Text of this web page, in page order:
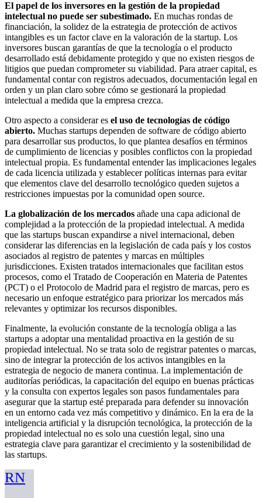
El papel de los inversores en la gestión de la propiedad
intelectual no puede ser subestimado. En muchas rondas de
financiación, la solidez de la estrategia de protección de activos
intangibles es un factor clave en la valoración de la startup. Los
inversores buscan garantías de que la tecnología o el producto
desarrollado está debidamente protegido y que no existen riesgos de
litigios que puedan comprometer su viabilidad. Para atraer capital, es
fundamental contar con registros adecuados, documentación legal en
orden y un plan claro sobre cómo se gestionará la propiedad
intelectual a medida que la empresa crezca.
Otro aspecto a considerar es el uso de tecnologías de código
abierto. Muchas startups dependen de software de código abierto
para desarrollar sus productos, lo que plantea desafíos en términos
de cumplimiento de licencias y posibles conflictos con la propiedad
intelectual propia. Es fundamental entender las implicaciones legales
de cada licencia utilizada y establecer políticas internas para evitar
que elementos clave del desarrollo tecnológico queden sujetos a
restricciones impuestas por la comunidad open source.
La globalización de los mercados añade una capa adicional de
complejidad a la protección de la propiedad intelectual. A medida
que las startups buscan expandirse a nivel internacional, deben
considerar las diferencias en la legislación de cada país y los costos
asociados al registro de patentes y marcas en múltiples
jurisdicciones. Existen tratados internacionales que facilitan estos
procesos, como el Tratado de Cooperación en Materia de Patentes
(PCT) o el Protocolo de Madrid para el registro de marcas, pero es
necesario un enfoque estratégico para priorizar los mercados más
relevantes y optimizar los recursos disponibles.
Finalmente, la evolución constante de la tecnología obliga a las
startups a adoptar una mentalidad proactiva en la gestión de su
propiedad intelectual. No se trata solo de registrar patentes o marcas,
sino de integrar la protección de los activos intangibles en la
estrategia de negocio de manera continua. La implementación de
auditorías periódicas, la capacitación del equipo en buenas prácticas
y la consulta con expertos legales son pasos fundamentales para
asegurar que la startup esté preparada para defender su innovación
en un entorno cada vez más competitivo y dinámico. En la era de la
inteligencia artificial y la disrupción tecnológica, la protección de la
propiedad intelectual no es solo una cuestión legal, sino una
estrategia clave para garantizar el crecimiento y la sostenibilidad de
las startups.
RN